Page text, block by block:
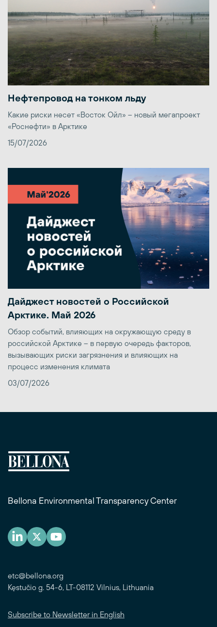
Нефтепровод на тонком льду
Какие риски несет «Восток Ойл» – новый мегапроект
«Роснефти» в Арктике
15/07/2026
Дайджест новостей о Российской
Арктике. Май 2026
Обзор событий, влияющих на окружающую среду в
российской Арктике – в первую очередь факторов,
вызывающих риски загрязнения и влияющих на
процесс изменения климата
03/07/2026
Bellona Environmental Transparency Center
etc@bellona.org
Kęstučio g. 54-6, LT-08112 Vilnius, Lithuania
Subscribe to Newsletter in English